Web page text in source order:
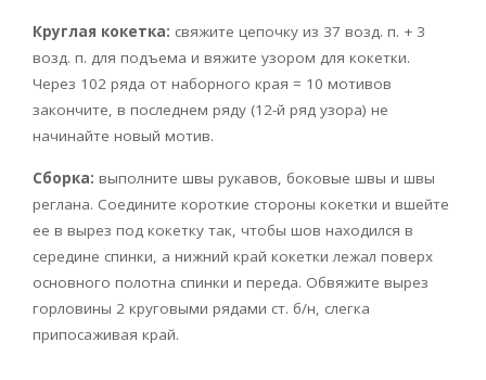
Круглая кокетка: свяжите цепочку из 37 возд. п. + 3
возд. п. для подъема и вяжите узором для кокетки.
Через 102 ряда от наборного края = 10 мотивов
закончите, в последнем ряду (12-й ряд узора) не
начинайте новый мотив.
Сборка: выполните швы рукавов, боковые швы и швы
реглана. Соедините короткие стороны кокетки и вшейте
ее в вырез под кокетку так, чтобы шов находился в
середине спинки, а нижний край кокетки лежал поверх
основного полотна спинки и переда. Обвяжите вырез
горловины 2 круговыми рядами ст. б/н, слегка
припосаживая край.